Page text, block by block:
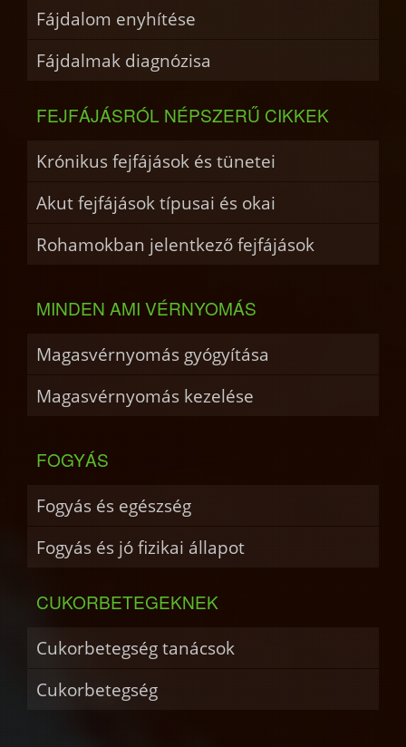
Fájdalom enyhítése
Fájdalmak diagnózisa
FEJFÁJÁSRÓL NÉPSZERŰ CIKKEK
Krónikus fejfájások és tünetei
Akut fejfájások típusai és okai
Rohamokban jelentkező fejfájások
MINDEN AMI VÉRNYOMÁS
Magasvérnyomás gyógyítása
Magasvérnyomás kezelése
FOGYÁS
Fogyás és egészség
Fogyás és jó fizikai állapot
CUKORBETEGEKNEK
Cukorbetegség tanácsok
Cukorbetegség